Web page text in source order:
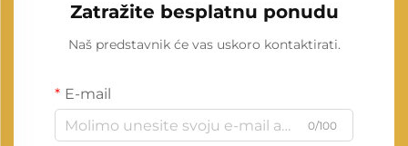
Zatražite besplatnu ponudu
Naš predstavnik će vas uskoro kontaktirati.
E-mail
0/100